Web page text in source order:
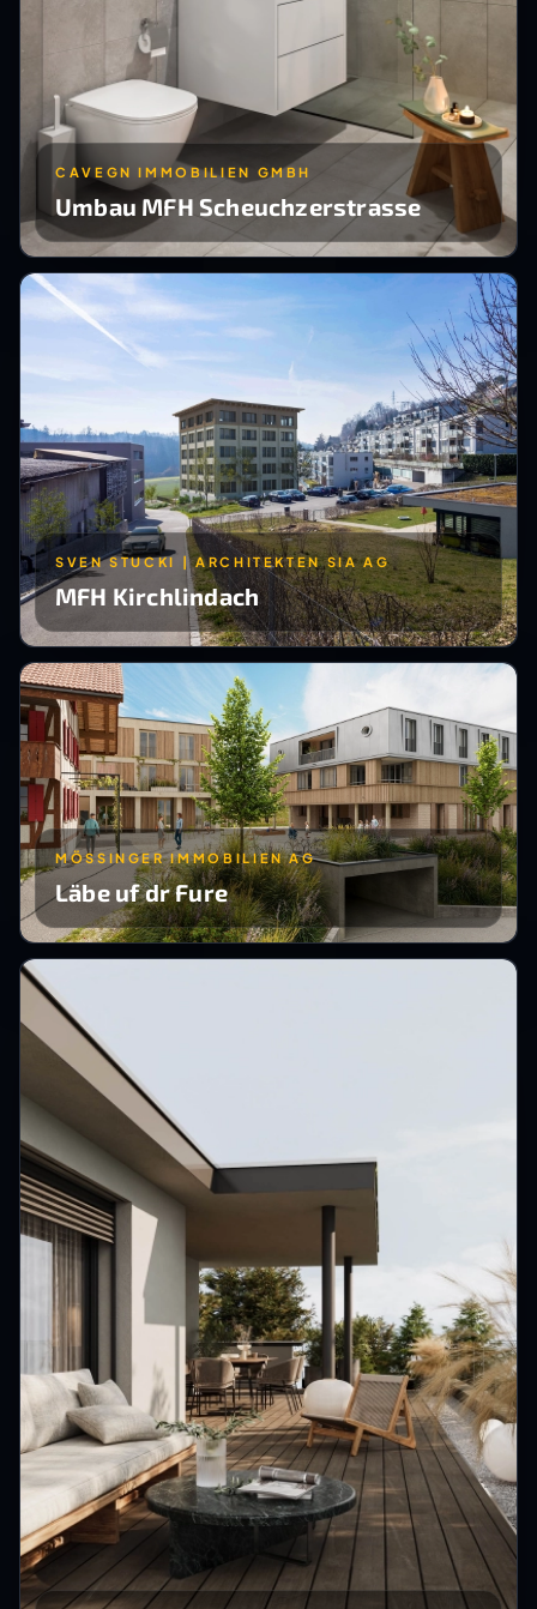
CAVEGN IMMOBILIEN GMBH
Umbau MFH Scheuchzerstrasse
SVEN STUCKI | ARCHITEKTEN SIA AG
MFH Kirchlindach
MÖSSINGER IMMOBILIEN AG
Läbe uf dr Fure